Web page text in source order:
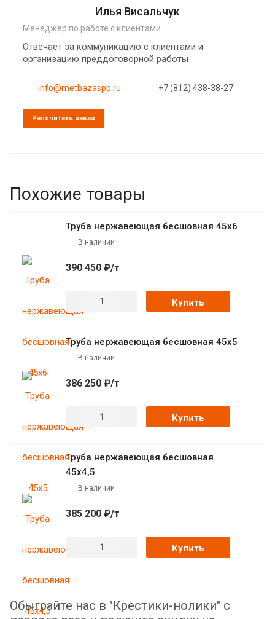
Илья Висальчук
Менеджер по работе с клиентами
Отвечает за коммуникацию с клиентами и
организацию преддоговорной работы
info@metbazaspb.ru +7 (812) 438-38-27
Рассчитать заказ
Похожие товары
Труба нержавеющая бесшовная 45х6
В наличии
390 450 ₽/т
Купить
Труба нержавеющая бесшовная 45х5
В наличии
386 250 ₽/т
Купить
Труба нержавеющая бесшовная
45х4,5
В наличии
385 200 ₽/т
Купить
Обыграйте нас в "Крестики-нолики" с